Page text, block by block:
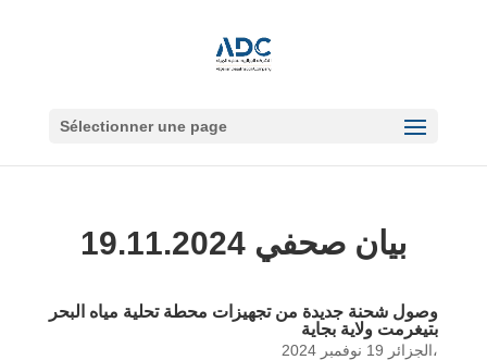
Sélectionner une page
19.11.2024 بيان صحفي
وصول شحنة جديدة من تجهيزات محطة تحلية مياه البحر
بتيغرمت ولاية بجاية
الجزائر 19 نوفمبر 2024،